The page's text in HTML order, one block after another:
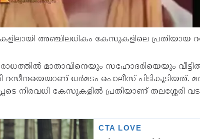
അഞ്ചിലധികം കേസുകളിലെ പ്രതിയായ
മാതാവിനെയും സഹോദരിയെയും
റസീനയെയാണ് ധര്‍മടം പൊലീസ് പിടികൂടിയത്.
നിരവധി കേസുകളില്‍ പ്രതിയാണ് തലശ്ശേരി